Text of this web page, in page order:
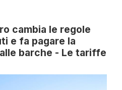
cambia le regole
e fa pagare la
barche - Le tariffe